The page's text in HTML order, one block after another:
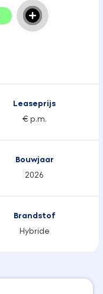
Leaseprijs
€ p.m.
Bouwjaar
2026
Brandstof
Hybride